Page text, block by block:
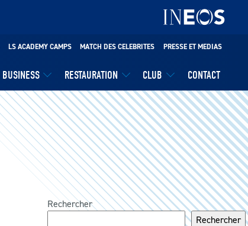
BUSINESS RESTAURATION CLUB CONTACT
LS ACADEMY CAMPS MATCH DES CELEBRITES PRESSE ET MEDIAS
Rechercher
Rechercher